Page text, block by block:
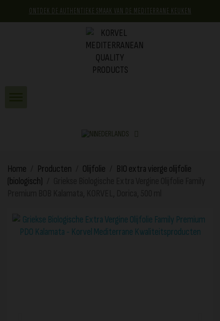
ONTDEK DE AUTHENTIEKE SMAAK VAN DE MEDITERRANE KEUKEN
NEDERLANDS
Home Producten Olijfolie
BIO extra vierge olijfolie
(biologisch)